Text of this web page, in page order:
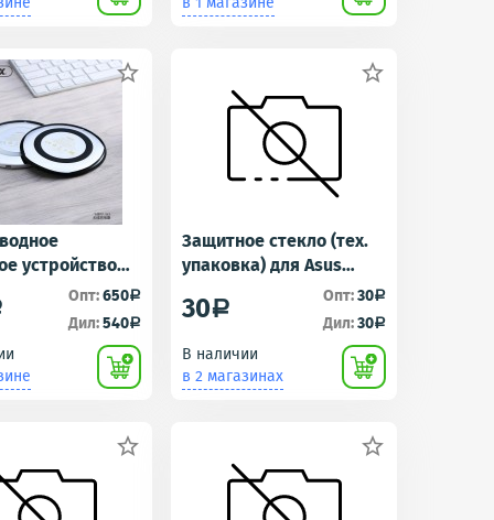

устройство
RP-W3 Белый
Опт:650a
Дил:540a

Защитное стекло (тех.
упаковка) для Asus
ZenFone Zoom (ZX551ML)
30a Опт:30a
Дил:30a
В наличии
в 2 магазинах
 